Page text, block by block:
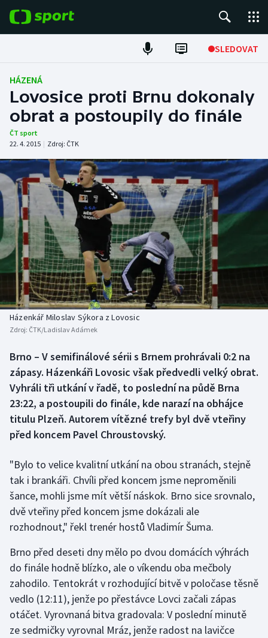
SLEDOVAT
Fotbal
Hokej
Tenis
Atletika
Cyklistika
DALŠÍ SPORTY
Americký fotbal
Baseball a softbal
Basketbal
Biatlon
Boby a skeleton
Box
Curling
Florbal
Futsal
Gymnastika
Házená
Jezdectví
NEPŘEHLÉDNĚTE
Soutěže
Historické návraty
Aplikace ČT sport
AZ kvíz
HÁZENÁ
Lovosice proti Brnu dokonaly
obrat a postoupily do finále
ČT sport
22. 4. 2015 | Zdroj: ČTK
Házenkář Miloslav Sýkora z Lovosic
Zdroj: ČTK/Ladislav Adámek
Brno – V semifinálové sérii s Brnem prohrávali 0:2 na
zápasy. Házenkáři Lovosic však předvedli velký obrat.
Vyhráli tři utkání v řadě, to poslední na půdě Brna
23:22, a postoupili do finále, kde narazí na obhájce
titulu Plzeň. Autorem vítězné trefy byl dvě vteřiny
před koncem Pavel Chroustovský.
"Bylo to velice kvalitní utkání na obou stranách, stejně
tak i brankáři. Chvíli před koncem jsme neproměnili
šance, mohli jsme mít větší náskok. Brno sice srovnalo,
dvě vteřiny před koncem jsme dokázali ale
rozhodnout," řekl trenér hostů Vladimír Šuma.
Brno před deseti dny mělo po dvou domácích výhrách
do finále hodně blízko, ale o víkendu oba mečboly
zahodilo. Tentokrát v rozhodující bitvě v poločase těsně
vedlo (12:11), jenže po přestávce Lovci začali zápas
otáčet. Vyrovnaná bitva gradovala: V poslední minutě
ze sedmičky vyrovnal Mráz, jenže radost na lavičce